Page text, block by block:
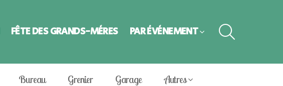
FÊTE DES GRANDS-MÈRES PAR ÉVÈNEMENT
Bureau Grenier Garage Autres